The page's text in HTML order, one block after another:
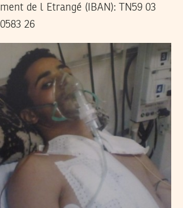
de l Etrangé (IBAN): TN59 03
26